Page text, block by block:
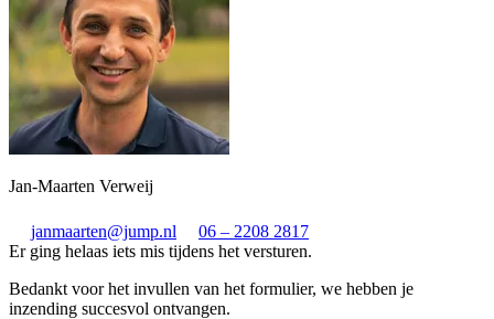
Jan-Maarten Verweij
janmaarten@jump.nl
06 – 2208 2817
Er ging helaas iets mis tijdens het versturen.
Bedankt voor het invullen van het formulier, we hebben je
inzending succesvol ontvangen.